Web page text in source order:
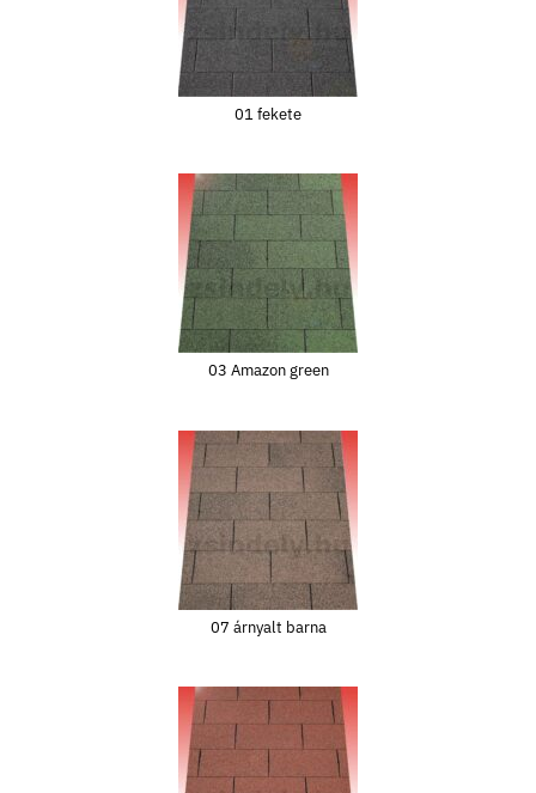
01 fekete
03 Amazon green
07 árnyalt barna